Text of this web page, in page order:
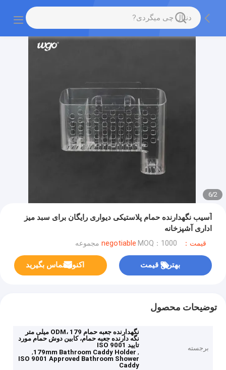
2
/
6
آسیب نگهدارنده حمام پلاستیکی دیواری رایگان برای سبد میز
اداری آشپزخانه
قیمت：negotiable MOQ：1000 مجموعه
بهترین قیمت اکنون تماس بگیرید
توضیحات محصول
برجسته
نگهدارنده جعبه حمام ODM، 179 میلی متر
نگه دارنده جعبه حمام، کابین دوش حمام مورد
تایید ISO 9001
,
179mm Bathroom Caddy Holder
,
ISO 9001 Approved Bathroom Shower
Caddy